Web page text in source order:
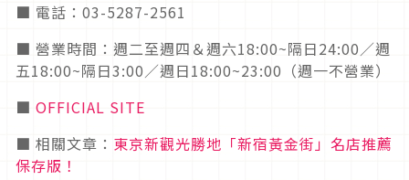
■ 電話：03-5287-2561
■ 營業時間：週二至週四＆週六18:00~隔日24:00／週
五18:00~隔日3:00／週日18:00~23:00（週一不營業）
■ OFFICIAL SITE
■ 相關文章： 東京新觀光勝地「新宿黃金街」名店推薦
保存版！